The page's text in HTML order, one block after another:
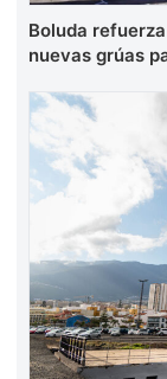
Boluda
nuevas grúas